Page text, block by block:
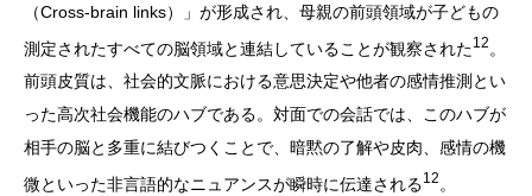
（Cross-brain links）」が形成され、母親の前頭領域が子どもの
測定されたすべての脳領域と連結していることが観察された12 。
前頭皮質は、社会的文脈における意思決定や他者の感情推測とい
った高次社会機能のハブである。対面での会話では、このハブが
相手の脳と多重に結びつくことで、暗黙の了解や皮肉、感情の機
微といった非言語的なニュアンスが瞬時に伝達される12 。